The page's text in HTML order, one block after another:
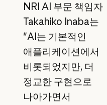
NRI AI 부문 책임자
Takahiko Inaba는
"AI는 기본적인
애플리케이션에서
비롯되었지만, 더
정교한 구현으로
나아가면서